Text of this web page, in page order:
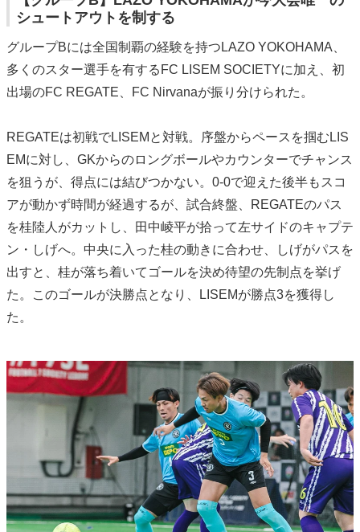
シュートアウトを制する
グループBには全国制覇の経験を持つLAZO YOKOHAMA、
多くのスター選手を有するFC LISEM SOCIETYに加え、初
出場のFC REGATE、FC Nirvanaが振り分けられた。
REGATEは初戦でLISEMと対戦。序盤からペースを掴むLIS
EMに対し、GKからのロングボールやカウンターでチャンス
を狙うが、得点には結びつかない。0-0で迎えた後半もスコ
アが動かず時間が経過するが、試合終盤、REGATEのパス
を桂陸人がカットし、田中崚平が拾って左サイドのキャプテ
ン・しげへ。中央に入った桂の動きに合わせ、しげがパスを
出すと、桂が落ち着いてゴールを決め待望の先制点を挙げ
た。このゴールが決勝点となり、LISEMが勝点3を獲得し
た。